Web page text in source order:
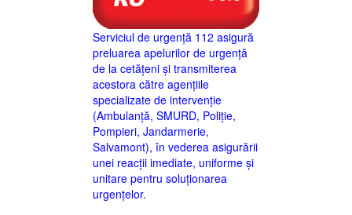
Serviciul de urgență 112 asigură
preluarea apelurilor de urgență
de la cetățeni și transmiterea
acestora către agențiile
specializate de intervenție
(Ambulanță, SMURD, Poliție,
Pompieri, Jandarmerie,
Salvamont), în vederea asigurării
unei reacții imediate, uniforme și
unitare pentru soluționarea
urgențelor.